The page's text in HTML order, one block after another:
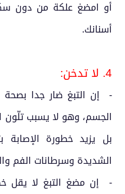
أو امضغ علكة من دون
أسنانك.
4. لا تدخن:
- إن التبغ ضار جدا
الجسم، وهو لا يسبب تلّون
بل يزيد خطورة الإصابة
الشديدة وسرطانات الفم
- إن مضغ التبغ لا يقل